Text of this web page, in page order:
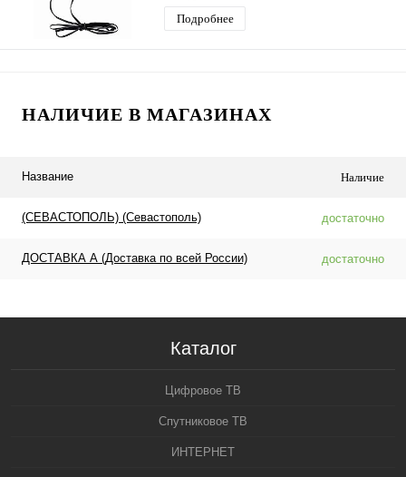
Подробнее
НАЛИЧИЕ В МАГАЗИНАХ
Название Наличие
(СЕВАСТОПОЛЬ) (Севастополь) достаточно
ДОСТАВКА А (Доставка по всей России) достаточно
Каталог
Цифровое ТВ
Спутниковое ТВ
ИНТЕРНЕТ